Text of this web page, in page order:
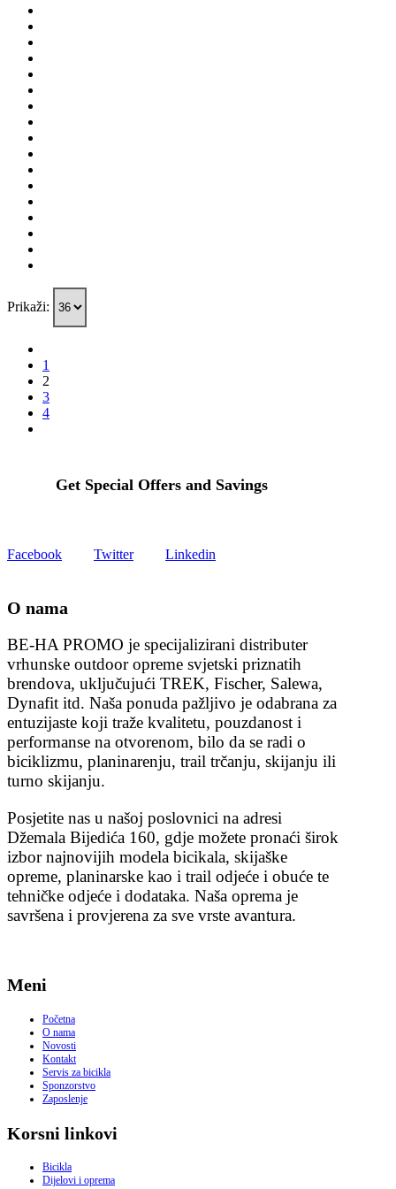
Prikaži:
1
2
3
4
Get Special Offers and Savings
Facebook Twitter Linkedin
O nama
BE-HA PROMO je specijalizirani distributer
vrhunske outdoor opreme svjetski priznatih
brendova, uključujući TREK, Fischer, Salewa,
Dynafit itd. Naša ponuda pažljivo je odabrana za
entuzijaste koji traže kvalitetu, pouzdanost i
performanse na otvorenom, bilo da se radi o
biciklizmu, planinarenju, trail trčanju, skijanju ili
turno skijanju.
Posjetite nas u našoj poslovnici na adresi
Džemala Bijedića 160, gdje možete pronaći širok
izbor najnovijih modela bicikala, skijaške
opreme, planinarske kao i trail odjeće i obuće te
tehničke odjeće i dodataka. Naša oprema je
savršena i provjerena za sve vrste avantura.
Meni
Početna
O nama
Novosti
Kontakt
Servis za bicikla
Sponzorstvo
Zaposlenje
Korsni linkovi
Bicikla
Dijelovi i oprema